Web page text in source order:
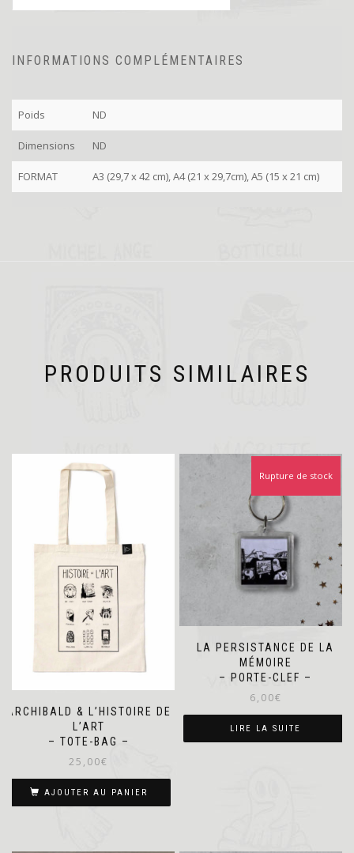
INFORMATIONS COMPLÉMENTAIRES
Poids ND
Dimensions ND
FORMAT A3 (29,7 x 42 cm), A4 (21 x 29,7cm), A5 (15 x 21 cm)
PRODUITS SIMILAIRES
ARCHIBALD & L’HISTOIRE DE
L’ART
– TOTE-BAG –
25,00€
AJOUTER AU PANIER
LA PERSISTANCE DE LA
MÉMOIRE
– PORTE-CLEF –
6,00€
Rupture de stock
LIRE LA SUITE